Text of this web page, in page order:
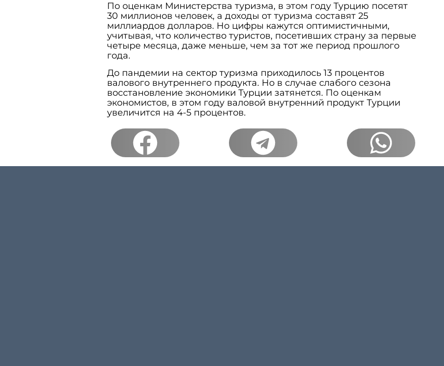
По оценкам Министерства туризма, в этом году Турцию посетят
30 миллионов человек, а доходы от туризма составят 25
миллиардов долларов. Но цифры кажутся оптимистичными,
учитывая, что количество туристов, посетивших страну за первые
четыре месяца, даже меньше, чем за тот же период прошлого
года.
До пандемии на сектор туризма приходилось 13 процентов
валового внутреннего продукта. Но в случае слабого сезона
восстановление экономики Турции затянется. По оценкам
экономистов, в этом году валовой внутренний продукт Турции
увеличится на 4-5 процентов.